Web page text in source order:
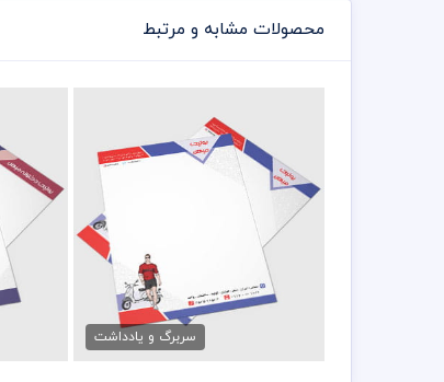
محصولات مشابه و مرتبط
فایل سربرگ پوشاک مردانه
79,000 تومان
سربرگ و یادداشت